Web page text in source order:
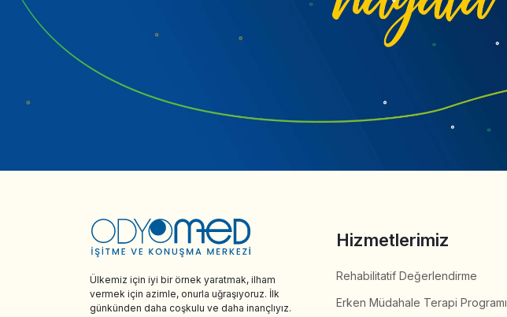
Ülkemiz için iyi bir örnek yaratmak, ilham
vermek için azimle, onurla uğraşıyoruz. İlk
günkünden daha coşkulu ve daha inançlıyız.
Hizmetlerimiz
Rehabilitatif Değerlendirme
Erken Müdahale Terapi Programı